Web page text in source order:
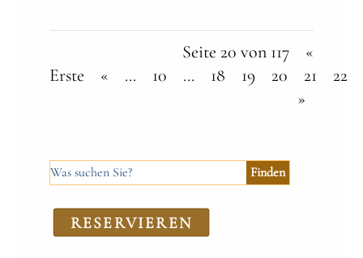
Seite 20 von 117
«
Erste
« ... 10 ... 18 19 20 21
22
»
RE­SER­VIEREN